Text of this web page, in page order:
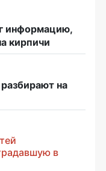
информацию,
кирпичи
на
в